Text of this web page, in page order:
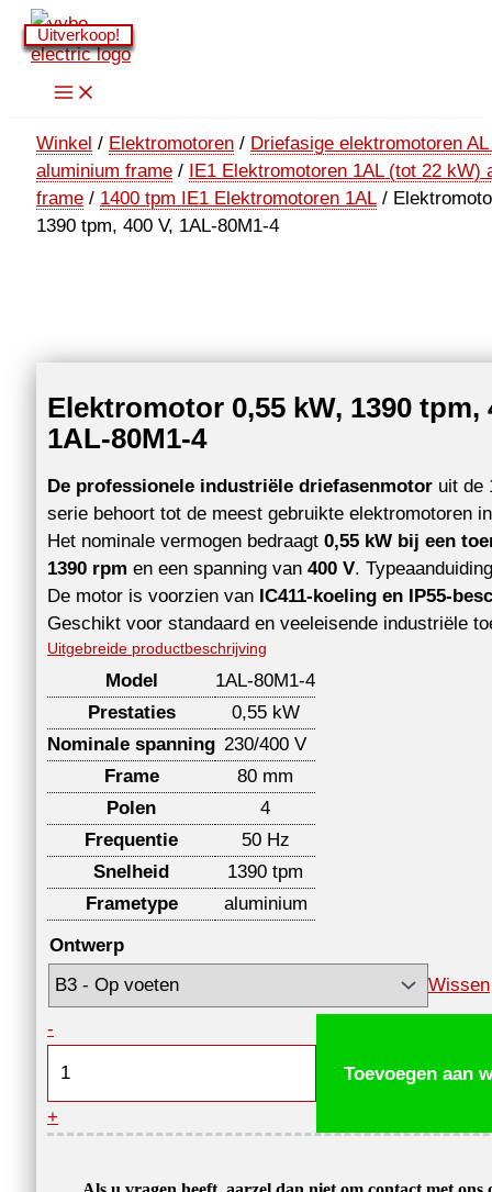
Ga
naar
Winkel / Elektromotoren / Driefasige elektromotoren
aluminium frame / IE1 Elektromotoren 1AL (tot 22 kW)
frame / 1400 tpm IE1 Elektromotoren 1AL /
1390 tpm, 400 V, 1AL-80M1-4
Uitverkoop!
Elektromotor 0,55 kW, 1390 tpm,
1AL-80M1-4
De professionele industriële driefasenmotor uit de
serie behoort tot de meest gebruikte elektromotoren
Het nominale vermogen bedraagt 0,55 kW bij een
1390 rpm en een spanning van 400 V.
De motor is voorzien van IC411-koeling en IP55-
Geschikt voor standaard en veeleisende industriële
Uitgebreide productbeschrijving
Model
1AL-80M1-4
Prestaties
0,55 kW
Nominale spanning 230/400 V
Frame
80 mm
Polen
4
Frequentie
50 Hz
Snelheid
1390 tpm
Frametype
aluminium
Ontwerp
Wissen
-
1390
+
Toevoegen aan
Uitverkoop!
Uitverkoop!
Uitverkoop!
Uitverkoop!
Uitverkoop!
Uitverkoop!